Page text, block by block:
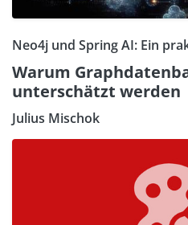
Neo4j und Spring AI: Ein
Warum
unterschätzt werden
Julius Mischok